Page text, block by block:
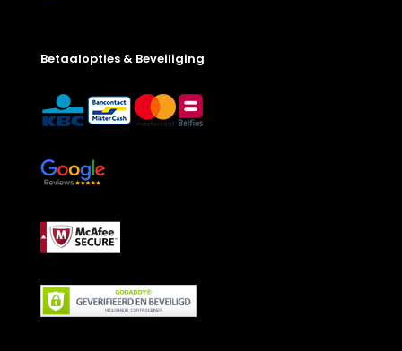
Betaalopties & Beveiliging